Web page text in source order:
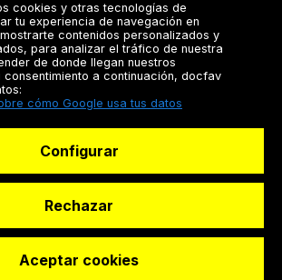
Registrarse
Technologies S.L
cookies y otras tecnologías de
tu experiencia de navegación en
contenidos personalizados y
para analizar el tráfico de nuestra
de donde llegan nuestros
consentimiento a continuación, docfav
cómo Google usa tus datos
Configurar
Rechazar
Aceptar cookies